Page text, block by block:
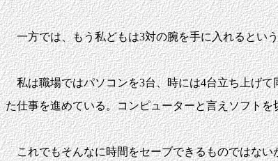
一方では、もう私どもは3対の腕を手に入れるとい
私は職場ではパソコンを3台、時には4台立ち上げて
た仕事を進めている。コンピューターと言えソフト
これでもそんなに時間をセーブできるものではない